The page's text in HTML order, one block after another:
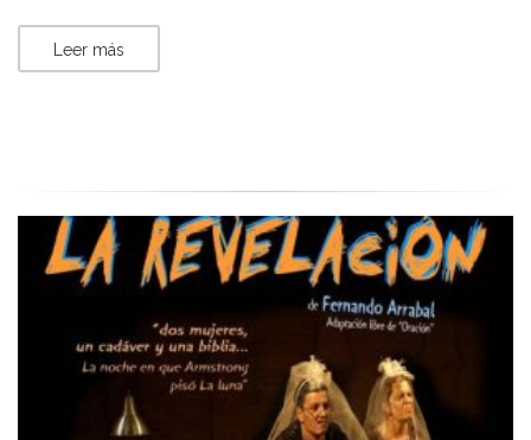
Leer más